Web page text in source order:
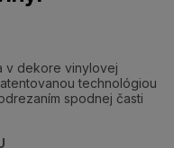
v dekore vinylovej
technológiou
spodnej časti